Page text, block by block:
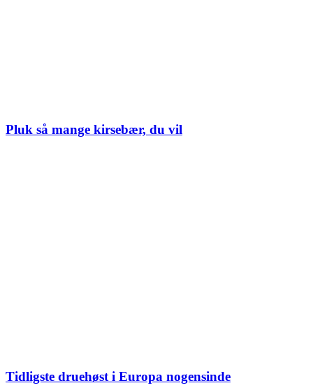
Pluk så mange kirsebær, du vil
Tidligste druehøst i Europa nogensinde